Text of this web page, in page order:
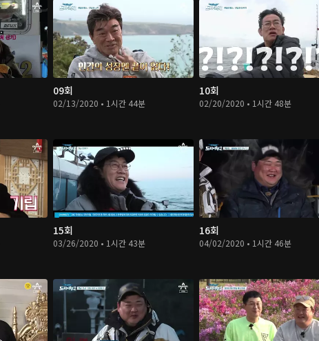
09회
02/13/2020 • 1시간 44분
10회
02/20/2020 • 1시간 48분
15회
03/26/2020 • 1시간 43분
16회
04/02/2020 • 1시간 46분